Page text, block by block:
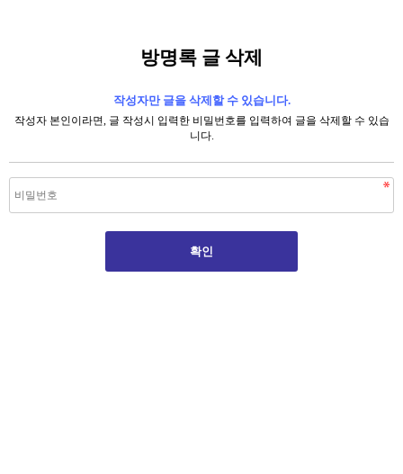
방명록 글 삭제
작성자만 글을 삭제할 수 있습니다.
작성자 본인이라면, 글 작성시 입력한 비밀번호를 입력하여 글을 삭제할 수 있습
니다.